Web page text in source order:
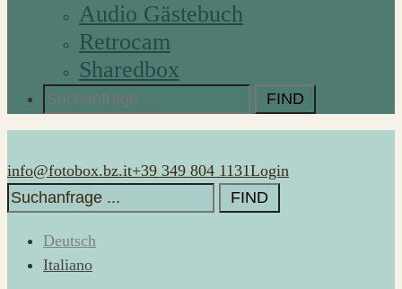
Audio Gästebuch
Retrocam
Sharedbox
Search
for:
info@fotobox.bz.it+39 349 804 1131Login
Search
for:
Deutsch
Italiano